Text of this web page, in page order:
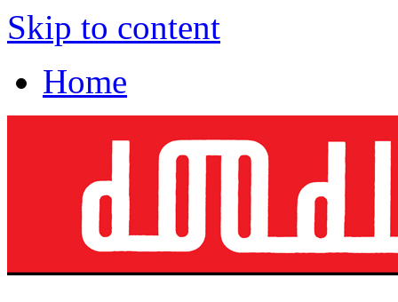
Skip to content
Home